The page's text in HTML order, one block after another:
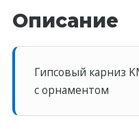
Описание
Гипсовый карниз
с орнаментом